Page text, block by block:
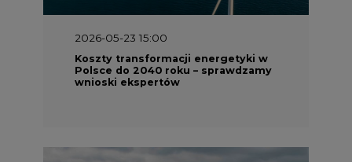
2026-05-23 15:00
Koszty transformacji energetyki w
Polsce do 2040 roku – sprawdzamy
wnioski ekspertów